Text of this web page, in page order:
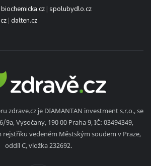
biochemicka.cz | spolubydlo.cz
| dalten.cz
zdrave.cz je DIAMANTAN investment s.r.o., se
9a, Vysočany, 190 00 Praha 9, IČ: 03494349,
rejstříku vedeném Městským soudem v Praze,
oddíl C, vložka 232692.